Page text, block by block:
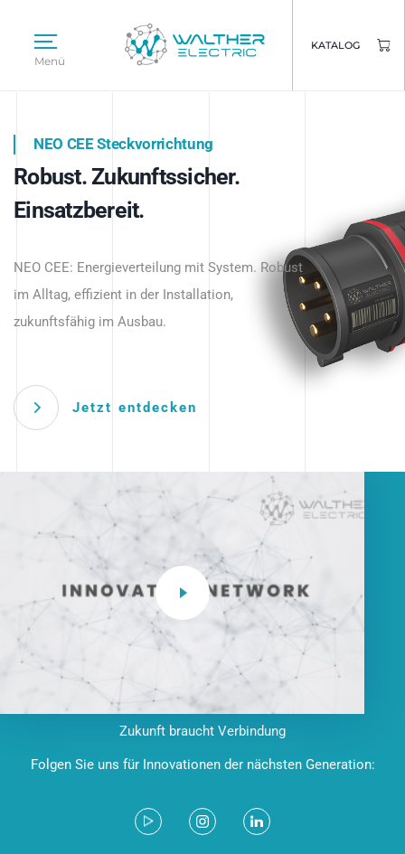
Menü
KATALOG
Intelligente Stromverteilung
beginnt hier.
NEO CEE Steckvorrichtung
Robust. Zukunftssicher.
Einsatzbereit.
NEO CEE: Energieverteilung mit System. Robust
im Alltag, effizient in der Installation,
zukunftsfähig im Ausbau.
Jetzt entdecken
Intelligenz trifft Energie.
Anwendungen – robust, IP-geschützt und
zukunftsfähig.
Zukunft braucht Verbindung
Folgen Sie uns für Innovationen der nächsten Generation: